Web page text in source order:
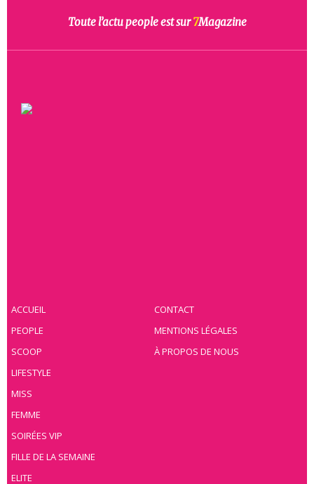
Toute l’actu people est sur7Magazine
ACCUEIL
PEOPLE
SCOOP
LIFESTYLE
MISS
FEMME
SOIRÉES VIP
FILLE DE LA SEMAINE
ELITE
CONTACT
MENTIONS LÉGALES
À PROPOS DE NOUS